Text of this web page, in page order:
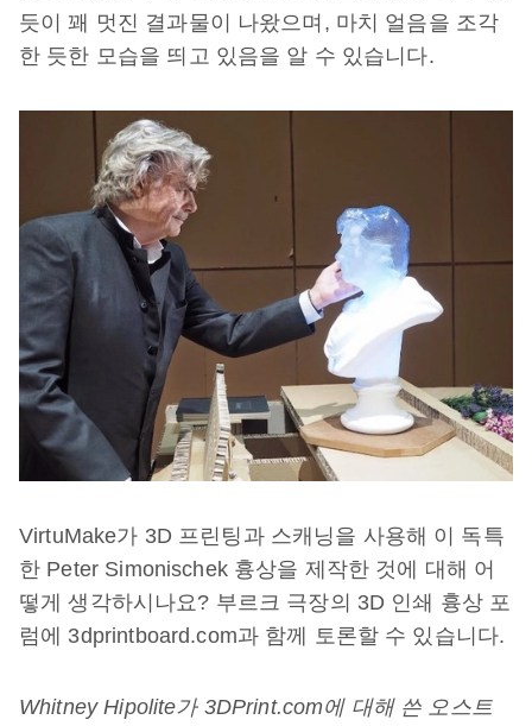
듯이 꽤 멋진 결과물이 나왔으며, 마치 얼음을 조각
한 듯한 모습을 띄고 있음을 알 수 있습니다.
VirtuMake가 3D 프린팅과 스캐닝을 사용해 이 독특
한 Peter Simonischek 흉상을 제작한 것에 대해 어
떻게 생각하시나요? 부르크 극장의 3D 인쇄 흉상 포
럼에 3dprintboard.com과 함께 토론할 수 있습니다.
Whitney Hipolite가 3DPrint.com에 대해 쓴 오스트